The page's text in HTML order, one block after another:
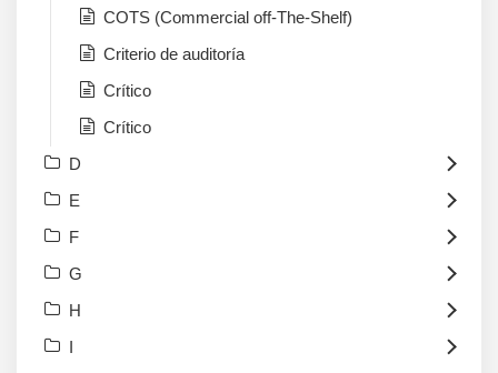
COTS (Commercial off-The-Shelf)
Criterio de auditoría
Crítico
Crítico
D
E
F
G
H
I